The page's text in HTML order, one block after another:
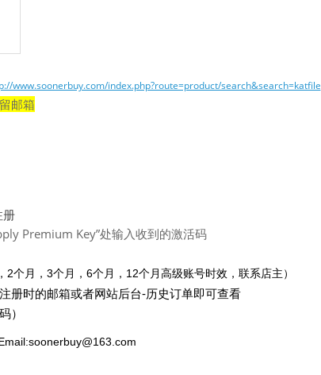
www.soonerbuy.com/index.php?route=product/search&search=katfile
邮箱
册
Premium Key”处输入收到的激活码
个月，3个月，6个月，12个月高级账号时效，联系店主）
册时的邮箱或者网站后台-历史订单即可查看
）